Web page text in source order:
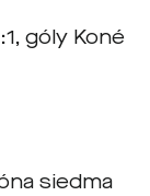
góly Koné
siedma